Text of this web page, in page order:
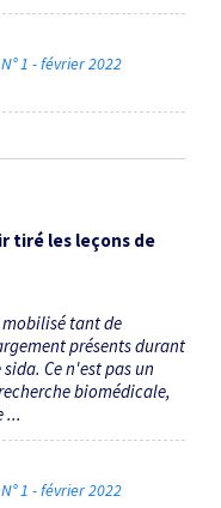
1 - février 2022
tiré les leçons de
mobilisé tant de
présents durant
Ce n'est pas un
biomédicale,
...
1 - février 2022